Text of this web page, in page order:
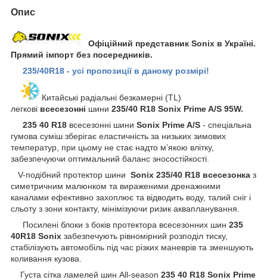
Опис
Офіційний представник Sonix в Україні.
Прямий імпорт без посередників.
235/40R18 - усі пропозиції в даному розмірі!
Китайські радіальні безкамерні (TL)
легкові всесезонні шини 235/40 R18 Sonix Prime A/S 95W.
235 40 R18 всесезонні шини Sonix Prime A/S - спеціальна
гумова суміш зберігає еластичність за низьких зимових
температур, при цьому не стає надто м’якою влітку,
забезпечуючи оптимальний баланс зносостійкості.
V-подібний протектор шини Sonix 235/40 R18 всесезонка з
симетричним малюнком та вираженими дренажними
каналами ефективно захоплює та відводить воду, талий сніг і
сльоту з зони контакту, мінімізуючи ризик аквапланування.
Посилені блоки з боків протектора всесезонних шин 235
40R18 Sonix забезпечують рівномірний розподіл тиску,
стабілізують автомобіль під час різких маневрів та зменшують
коливання кузова.
Густа сітка ламелей шин All-season 235 40 R18 Sonix Prime